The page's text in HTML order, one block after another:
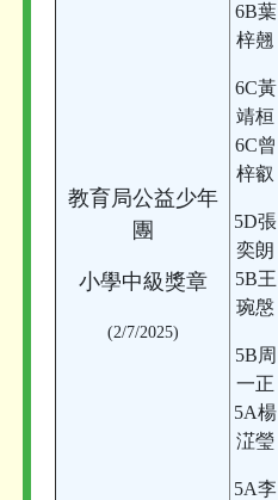
教育局公益少年
團
小學中級獎章
(2/7/2025)
6B葉
梓翹
6C黃
靖桓
6C曾
梓叡
5D張
奕朗
5B王
琬慇
5B周
一正
5A楊
淽瑩
5A李